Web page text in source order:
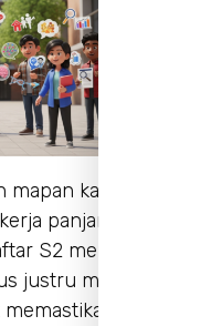
kariernya
panjang
S2 menjadi
justru memberi
tidak